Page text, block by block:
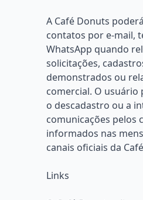
A Café Donuts
contatos por e-mail,
WhatsApp quando
solicitações,
demonstrados ou
comercial. O
o descadastro ou a
comunicações pelos
informados nas
canais oficiais da
Links